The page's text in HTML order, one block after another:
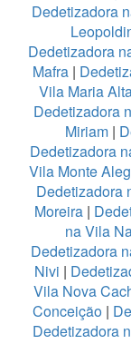
Dedetizadora
Dedetizadora
Mafra |
Vila Maria
Dedetizadora
Miriam |
Dedetizadora
Vila Monte
Dedetizadora
Moreira |
na Vila
Dedetizadora
Nivi |
Vila Nova
Conceição |
Dedetizadora